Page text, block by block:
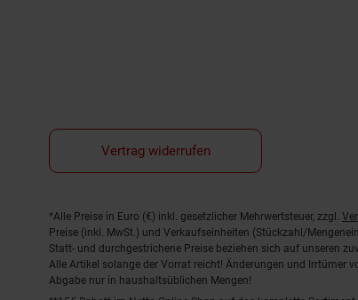
Vertrag widerrufen
Fußnoten
*Alle Preise in Euro (€) inkl. gesetzlicher Mehrwertsteuer, zzgl.
Preise (inkl. MwSt.) und Verkaufseinheiten (Stückzahl/
Statt- und durchgestrichene Preise beziehen sich auf unseren
Alle Artikel solange der Vorrat reicht! Änderungen und Irrtümer
Abgabe nur in haushaltsüblichen Mengen!